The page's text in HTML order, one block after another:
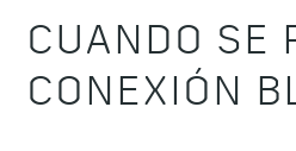
CUANDO SE
CONEXIÓN